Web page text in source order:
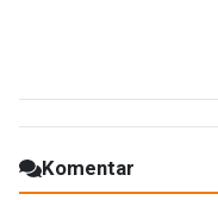
Komentar